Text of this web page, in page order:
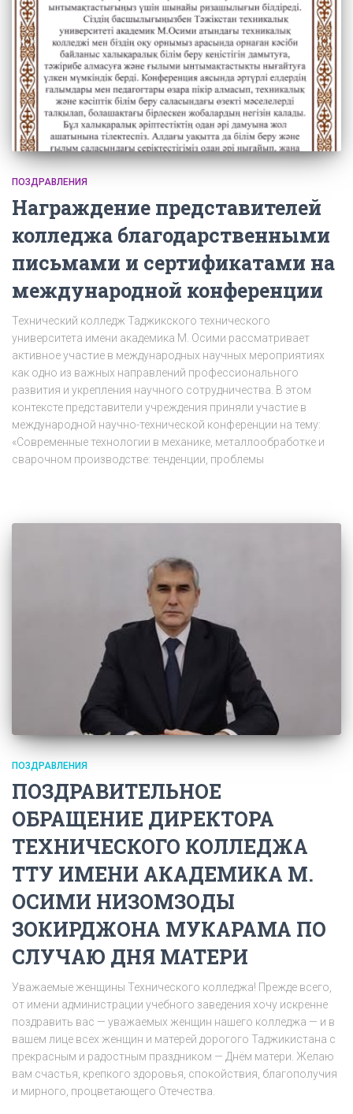
ПОЗДРАВЛЕНИЯ
Награждение представителей
колледжа благодарственными
письмами и сертификатами на
международной конференции
Технический колледж Таджикского технического
университета имени академика М. Осими рассматривает
активное участие в международных научных мероприятиях
как одно из важных направлений профессионального
развития и укрепления научного сотрудничества. В этом
контексте представители учреждения приняли участие в
международной научно-технической конференции на тему:
«Современные технологии в механике, металлообработке и
сварочном производстве: тенденции, проблемы
ПОЗДРАВЛЕНИЯ
ПОЗДРАВИТЕЛЬНОЕ
ОБРАЩЕНИЕ ДИРЕКТОРА
ТЕХНИЧЕСКОГО КОЛЛЕДЖА
ТТУ ИМЕНИ АКАДЕМИКА М.
ОСИМИ НИЗОМЗОДЫ
ЗОКИРДЖОНА МУКАРАМА ПО
СЛУЧАЮ ДНЯ МАТЕРИ
Уважаемые женщины Технического колледжа! Прежде всего,
от имени администрации учебного заведения хочу искренне
поздравить вас — уважаемых женщин нашего колледжа — и в
вашем лице всех женщин и матерей дорогого Таджикистана с
прекрасным и радостным праздником — Днём матери. Желаю
вам счастья, крепкого здоровья, спокойствия, благополучия
и мирного, процветающего Отечества.